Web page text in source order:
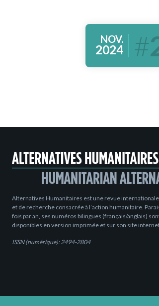
NOV.
2024
Alternatives Humanitaires est une revue
et de recherche consacrée à l’action humanitaire.
fois par an, ses numéros bilingues (français/anglais)
disponibles en version imprimée et sur son site
ISSN (numérique): 2494-2804